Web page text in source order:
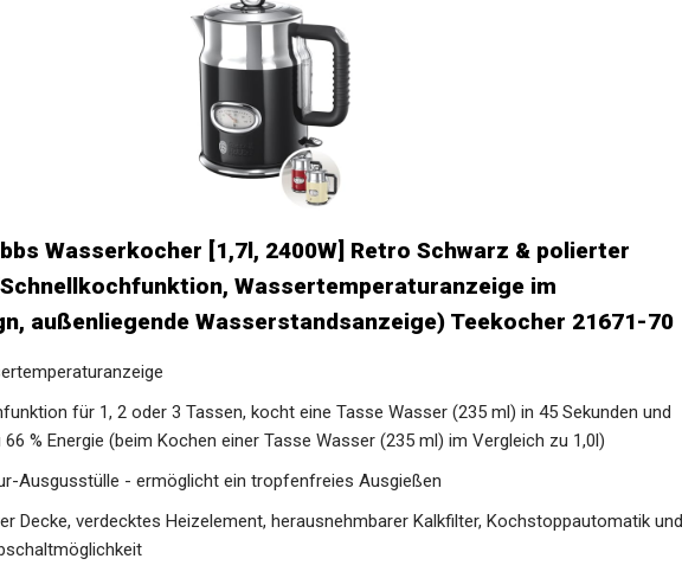
Wasserkocher [1,7l, 2400W] Retro Schwarz & polierter
Wassertemperaturanzeige im
außenliegende Wasserstandsanzeige) Teekocher 21671-70
für 1, 2 oder 3 Tassen, kocht eine Tasse Wasser (235 ml) in 45 Sekunden und
% Energie (beim Kochen einer Tasse Wasser (235 ml) im Vergleich zu 1,0l)
Ausgusstülle - ermöglicht ein tropfenfreies Ausgießen
Decke, verdecktes Heizelement, herausnehmbarer Kalkfilter, Kochstoppautomatik und